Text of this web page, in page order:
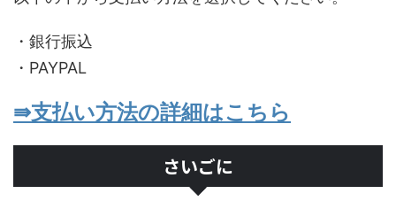
・銀行振込
・PAYPAL
⇛支払い方法の詳細はこちら
さいごに